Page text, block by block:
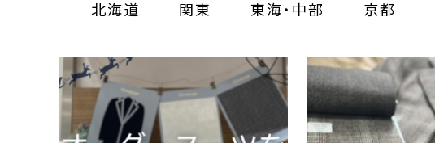
北海道 関東 東海・中部 京都